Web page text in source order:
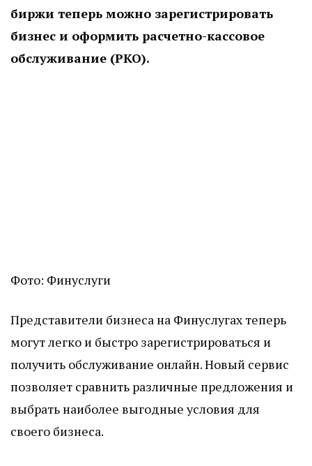
биржи теперь можно зарегистрировать
бизнес и оформить расчетно-кассовое
обслуживание (РКО).
Фото: Финуслуги
Представители бизнеса на Финуслугах теперь
могут легко и быстро зарегистрироваться и
получить обслуживание онлайн. Новый сервис
позволяет сравнить различные предложения и
выбрать наиболее выгодные условия для
своего бизнеса.